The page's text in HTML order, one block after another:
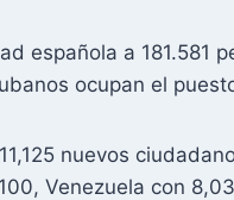
española a 181.581
ocupan el
nuevos
Venezuela con